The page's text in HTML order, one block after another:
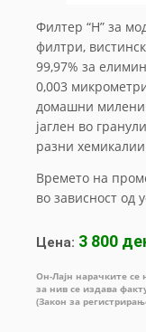
Филтер “H” за
филтри,
99,97% за
0,003
домашни
јаглен во
разни
Времето на
во зависност од
Цена: 3 800
Он-Лајн нарачките се
за нив се издава
(Закон за